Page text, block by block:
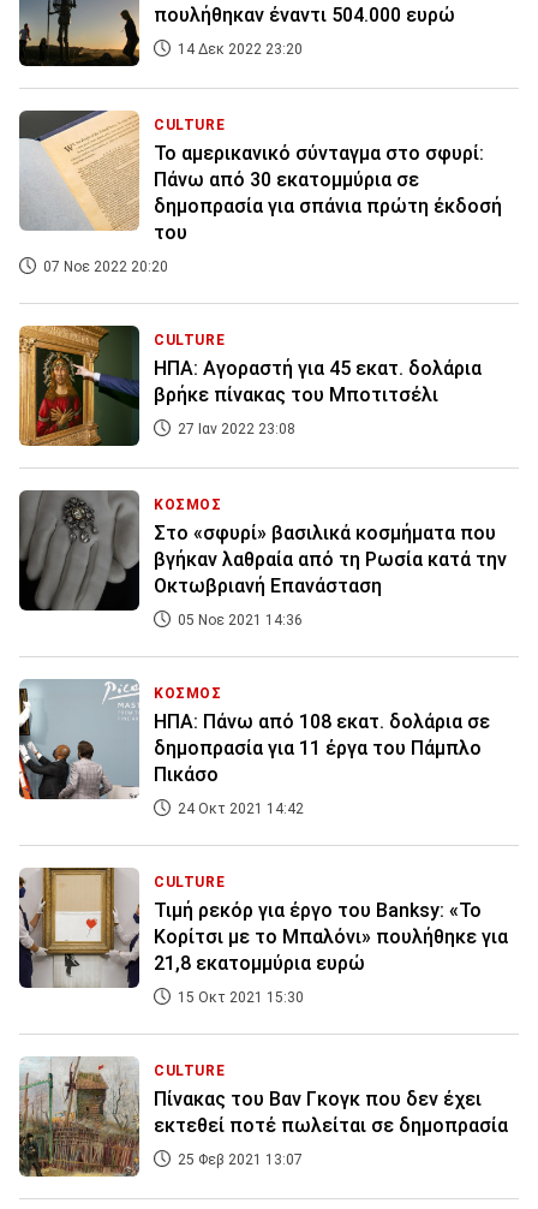
πουλήθηκαν έναντι 504.000 ευρώ
14 Δεκ 2022 23:20
CULTURE
Το αμερικανικό σύνταγμα στο σφυρί:
Πάνω από 30 εκατομμύρια σε
δημοπρασία για σπάνια πρώτη έκδοσή
του
07 Νοε 2022 20:20
CULTURE
ΗΠΑ: Αγοραστή για 45 εκατ. δολάρια
βρήκε πίνακας του Μποτιτσέλι
27 Ιαν 2022 23:08
ΚΟΣΜΟΣ
Στο «σφυρί» βασιλικά κοσμήματα που
βγήκαν λαθραία από τη Ρωσία κατά την
Οκτωβριανή Επανάσταση
05 Νοε 2021 14:36
ΚΟΣΜΟΣ
ΗΠΑ: Πάνω από 108 εκατ. δολάρια σε
δημοπρασία για 11 έργα του Πάμπλο
Πικάσο
24 Οκτ 2021 14:42
CULTURE
Τιμή ρεκόρ για έργο του Banksy: «Το
Κορίτσι με το Μπαλόνι» πουλήθηκε για
21,8 εκατομμύρια ευρώ
15 Οκτ 2021 15:30
CULTURE
Πίνακας του Βαν Γκογκ που δεν έχει
εκτεθεί ποτέ πωλείται σε δημοπρασία
25 Φεβ 2021 13:07